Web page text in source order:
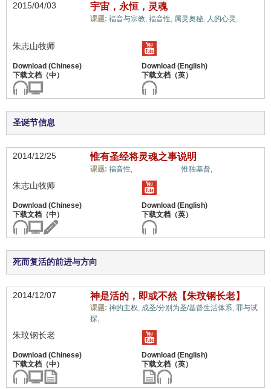
2015/04/03 宇宙，永恒，灵魂
课题: 福音与宗教, 福音性, 属灵奥秘, 人的心灵,
朱志山牧师
圣诞节信息
2014/12/25 惟有圣经将灵魂之事说明
课题: 福音性, 天堂和地狱,惟独基督,
朱志山牧师
死而复活的前进与方向
2014/12/07 神是活的，即或不然【朱玟钢长老】
课题: 神的主权, 成圣/分别为圣/基督生活体系, 罪与试
探,
朱玟钢长老